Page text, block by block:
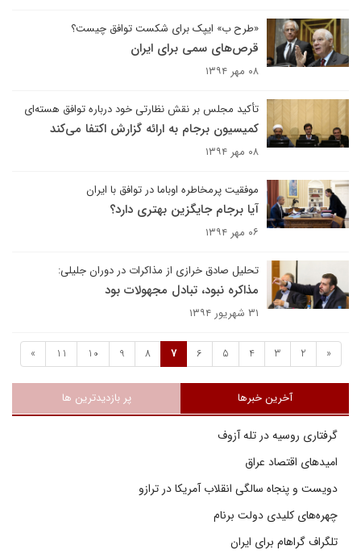
«طرح ب» ایپک برای شکست توافق چیست؟
قرص‌های سمی برای ایران
۰۸ مهر ۱۳۹۴
تأکید مجلس بر نقش نظارتی خود درباره توافق هسته‌ای
کمیسیون برجام به ارائه گزارش اکتفا می‌کند
۰۸ مهر ۱۳۹۴
موفقیت پرمخاطره اوباما در توافق با ایران
آیا برجام جایگزین بهتری دارد؟
۰۶ مهر ۱۳۹۴
تحلیل صادق خرازی از مذاکرات در دوران جلیلی:
مذاکره نبود، تبادل مجهولات بود
۳۱ شهریور ۱۳۹۴
«
2
3
4
5
6
7
8
9
10
11
»
آخرین خبرها پر بازدیدترین ها
گرفتاری روسیه در تله آزوف
امیدهای اقتصاد عراق
دویست و پنجاه سالگی انقلاب آمریکا در ترازو
چهره‌های کلیدی دولت برنام
تلگراف گراهام برای ایران